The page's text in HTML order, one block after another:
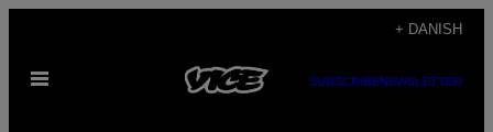
indhold
+ DANISH
Åbn
SUBSCRIBENEWSLETTER